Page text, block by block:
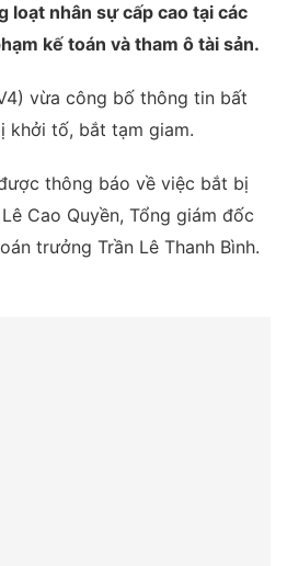
loạt nhân sự cấp cao tại các
kế toán và tham ô tài sản.
vừa công bố thông tin bất
khởi tố, bắt tạm giam.
thông báo về việc bắt bị
Cao Quyền, Tổng giám đốc
trưởng Trần Lê Thanh Bình.